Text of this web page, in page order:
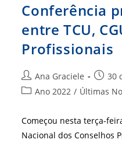
Conferência
entre TCU,
Profissionais
Autor
do
Ana Graciele
Post30
Categoria
post:
Ano 2022 / Últimas
Começou nesta terça-
Nacional dos Conselhos